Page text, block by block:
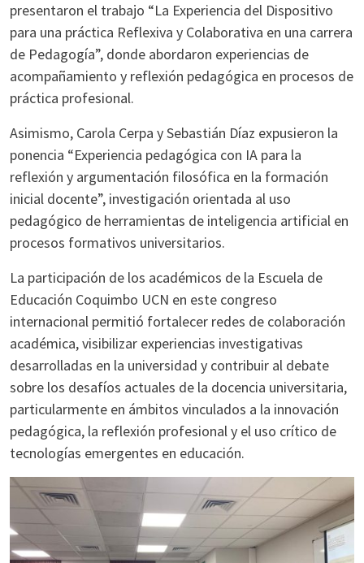
presentaron el trabajo “La Experiencia del Dispositivo
para una práctica Reflexiva y Colaborativa en una carrera
de Pedagogía”, donde abordaron experiencias de
acompañamiento y reflexión pedagógica en procesos de
práctica profesional.
Asimismo, Carola Cerpa y Sebastián Díaz expusieron la
ponencia “Experiencia pedagógica con IA para la
reflexión y argumentación filosófica en la formación
inicial docente”, investigación orientada al uso
pedagógico de herramientas de inteligencia artificial en
procesos formativos universitarios.
La participación de los académicos de la Escuela de
Educación Coquimbo UCN en este congreso
internacional permitió fortalecer redes de colaboración
académica, visibilizar experiencias investigativas
desarrolladas en la universidad y contribuir al debate
sobre los desafíos actuales de la docencia universitaria,
particularmente en ámbitos vinculados a la innovación
pedagógica, la reflexión profesional y el uso crítico de
tecnologías emergentes en educación.